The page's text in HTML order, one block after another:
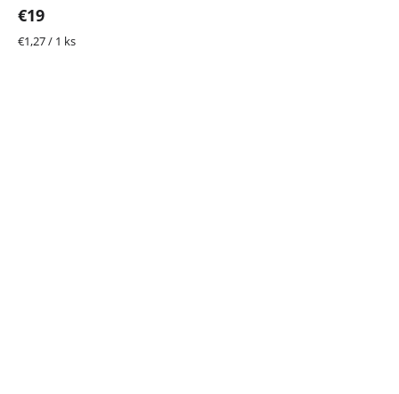
€19
Jednotková
€1,27 / 1 ks